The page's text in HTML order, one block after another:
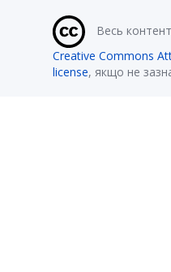
Весь
Creative Commons
license, якщо не